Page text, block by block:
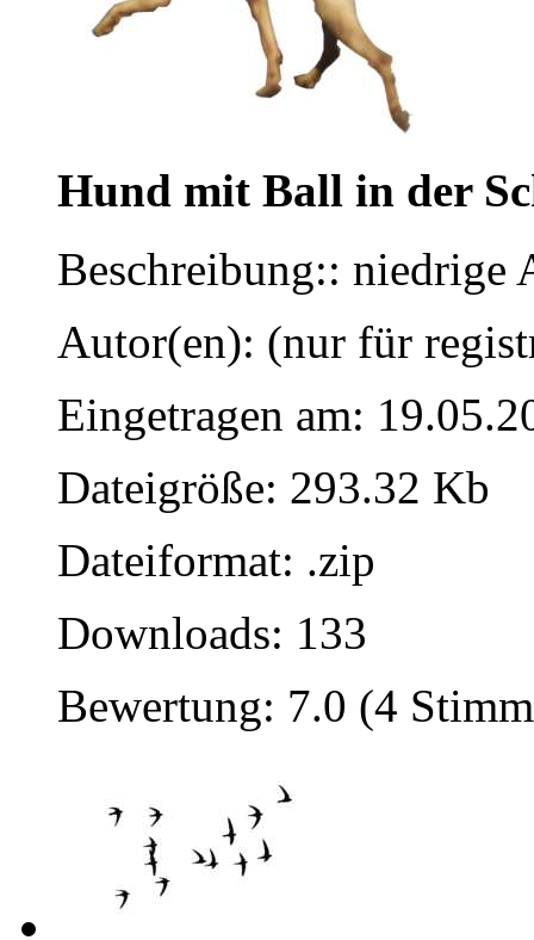
Hund mit Ball in der
Beschreibung:: niedrige
Autor(en): (nur für
Eingetragen am:
Dateigröße: 293.32 Kb
Dateiformat: .zip
Downloads: 133
Bewertung: 7.0 (4